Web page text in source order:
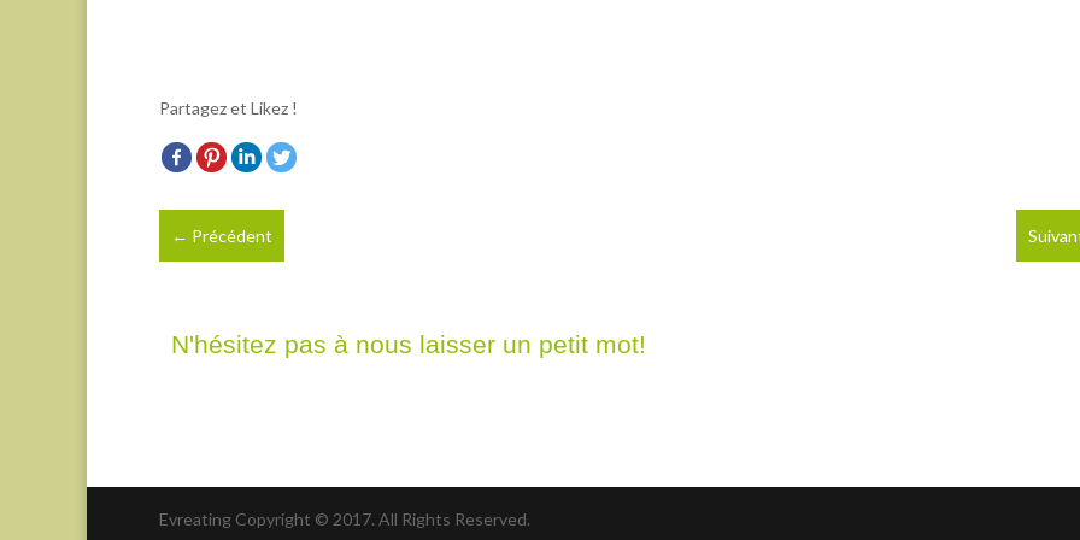
Partagez et Likez !
← Précédent
N'hésitez pas à nous laisser un petit mot!
Evreating Copyright © 2017. All Rights Reserved.